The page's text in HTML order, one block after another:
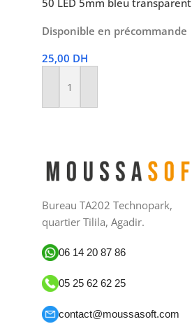
50 LED 5mm bleu transparent
Disponible en précommande
25,00 DH
Ajouter Au Panier
Bureau TA202 Technopark,
quartier Tilila, Agadir.
06 14 20 87 86
05 25 62 62 25
contact@moussasoft.com